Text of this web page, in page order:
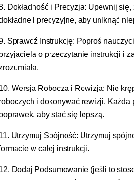
Dokładność i Precyzja: Upewnij
i precyzyjne, aby uniknąć
Sprawdź Instrukcję: Poproś
o przeczytanie instrukcji i
Wersja Robocza i Rewizja: Nie
i dokonywać rewizji. Każda
aby stać się lepszą.
Utrzymuj Spójność: Utrzymuj
w całej instrukcji.
Dodaj Podsumowanie (jeśli to